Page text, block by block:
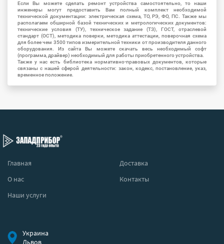
Если Вы можете сделать ремонт устройства самостоятельно, то наши
инженеры могут предоставить Вам полный комплект необходимой
технической документации: электрическая схема, ТО, РЭ, ФО, ПС. Также мы
располагаем обширной базой технических и метрологических документов:
технические условия (ТУ), техническое задание (ТЗ), ГОСТ, отраслевой
стандарт (ОСТ), методика поверки, методика аттестации, поверочная схема
для более чем 3500 типов измерительной техники от производителя данного
оборудования. Из сайта Вы можете скачать весь необходимый софт
(программа, драйвер) необходимый для работы приобретенного устройства.
Также у нас есть библиотека нормативно-правовых документов, которые
связаны с нашей сферой деятельности: закон, кодекс, постановление, указ,
временное положение.
Главная
Доставка
О нас
Контакты
Наши услуги
Украина
Львов